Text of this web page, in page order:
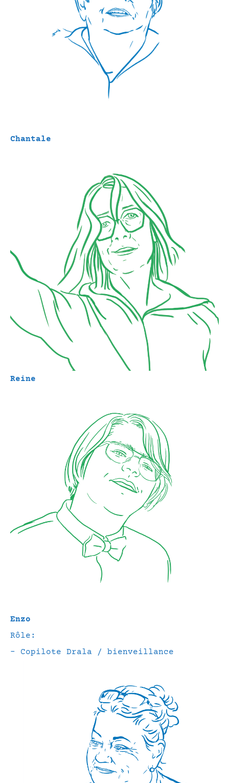
Chantale
Reine
Enzo
Rôle:
– Copilote Drala / bienveillance